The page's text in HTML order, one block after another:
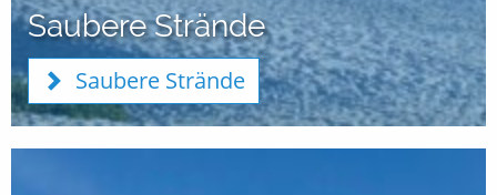
Saubere Strände
Saubere Strände